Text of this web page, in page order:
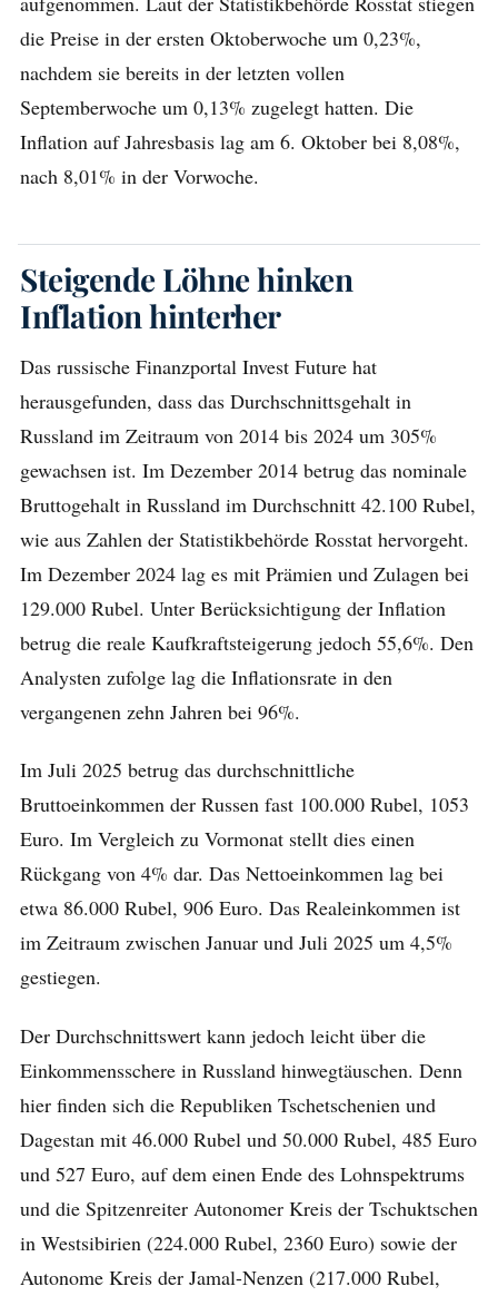
die Preise in der ersten Oktoberwoche um 0,23%,
nachdem sie bereits in der letzten vollen
Septemberwoche um 0,13% zugelegt hatten. Die
Inflation auf Jahresbasis lag am 6. Oktober bei 8,08%,
nach 8,01% in der Vorwoche.
Steigende Löhne hinken
Inflation hinterher
Das russische Finanzportal Invest Future hat
herausgefunden, dass das Durchschnittsgehalt in
Russland im Zeitraum von 2014 bis 2024 um 305%
gewachsen ist. Im Dezember 2014 betrug das nominale
Bruttogehalt in Russland im Durchschnitt 42.100 Rubel,
wie aus Zahlen der Statistikbehörde Rosstat hervorgeht.
Im Dezember 2024 lag es mit Prämien und Zulagen bei
129.000 Rubel. Unter Berücksichtigung der Inflation
betrug die reale Kaufkraftsteigerung jedoch 55,6%. Den
Analysten zufolge lag die Inflationsrate in den
vergangenen zehn Jahren bei 96%.
Im Juli 2025 betrug das durchschnittliche
Bruttoeinkommen der Russen fast 100.000 Rubel, 1053
Euro. Im Vergleich zu Vormonat stellt dies einen
Rückgang von 4% dar. Das Nettoeinkommen lag bei
etwa 86.000 Rubel, 906 Euro. Das Realeinkommen ist
im Zeitraum zwischen Januar und Juli 2025 um 4,5%
gestiegen.
Der Durchschnittswert kann jedoch leicht über die
Einkommensschere in Russland hinwegtäuschen. Denn
hier finden sich die Republiken Tschetschenien und
Dagestan mit 46.000 Rubel und 50.000 Rubel, 485 Euro
und 527 Euro, auf dem einen Ende des Lohnspektrums
und die Spitzenreiter Autonomer Kreis der Tschuktschen
in Westsibirien (224.000 Rubel, 2360 Euro) sowie der
Autonome Kreis der Jamal-Nenzen (217.000 Rubel,